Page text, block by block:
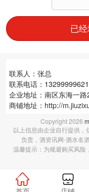
已
联系人：张总
联系电话：13299999621
企业地址：南区东海一路
商铺地址： http://
Copyright2026
以上信息由企业自行提供
负责，酒资讯网-酒水名
温馨提示：为规避购买风险